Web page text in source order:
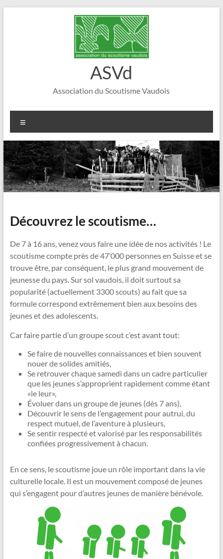
ASVd
Association du Scoutisme Vaudois
Découvrez le scoutisme…
De 7 à 16 ans, venez vous faire une idée de nos activités ! Le
scoutisme compte près de 47’000 personnes en Suisse et se
trouve être, par conséquent, le plus grand mouvement de
jeunesse du pays. Sur sol vaudois, il doit surtout sa
popularité (actuellement 3300 scouts) au fait que sa
formule correspond extrêmement bien aux besoins des
jeunes et des adolescents.
Car faire partie d’un groupe scout c’est avant tout:
Se faire de nouvelles connaissances et bien souvent
nouer de solides amitiés,
Se retrouver chaque samedi dans un cadre particulier
que les jeunes s’approprient rapidement comme étant
«le leur»,
Évoluer dans un groupe de jeunes (dès 7 ans),
Découvrir le sens de l’engagement pour autrui, du
respect mutuel, de l’aventure à plusieurs,
Se sentir respecté et valorisé par les responsabilités
confiées progressivement à chacun.
En ce sens, le scoutisme joue un rôle important dans la vie
culturelle locale. Il est un mouvement composé de jeunes
qui s’engagent pour d’autres jeunes de manière bénévole.